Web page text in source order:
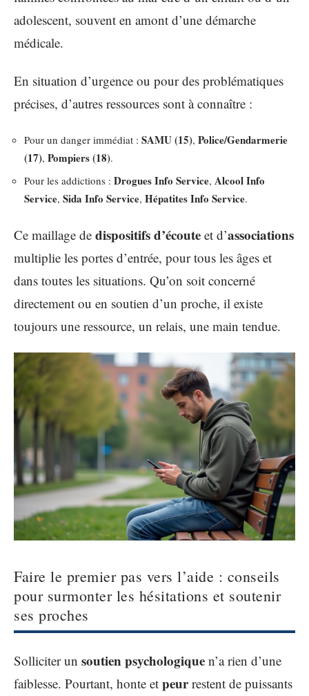
adolescent, souvent en amont d’une démarche
médicale.
En situation d’urgence ou pour des problématiques
précises, d’autres ressources sont à connaître :
Pour un danger immédiat : SAMU (15), Police/Gendarmerie
(17), Pompiers (18).
Pour les addictions : Drogues Info Service, Alcool Info
Service, Sida Info Service, Hépatites Info Service.
Ce maillage de dispositifs d’écoute et d’associations
multiplie les portes d’entrée, pour tous les âges et
dans toutes les situations. Qu’on soit concerné
directement ou en soutien d’un proche, il existe
toujours une ressource, un relais, une main tendue.
Faire le premier pas vers l’aide : conseils
pour surmonter les hésitations et soutenir
ses proches
Solliciter un soutien psychologique n’a rien d’une
faiblesse. Pourtant, honte et peurrestent de puissants